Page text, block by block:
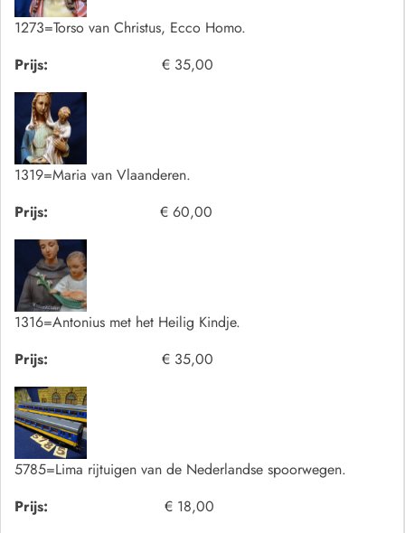
1273=Torso van Christus, Ecco Homo.
Prijs:
€ 35,00
1319=Maria van Vlaanderen.
Prijs:
€ 60,00
1316=Antonius met het Heilig Kindje.
Prijs:
€ 35,00
5785=Lima rijtuigen van de Nederlandse spoorwegen.
Prijs:
€ 18,00